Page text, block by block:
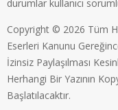
durumlar kullanıcı
Copyright © 2026 Tüm
Eserleri Kanunu
İzinsiz Paylaşılması
Herhangi Bir Yazının
Başlatılacaktır.